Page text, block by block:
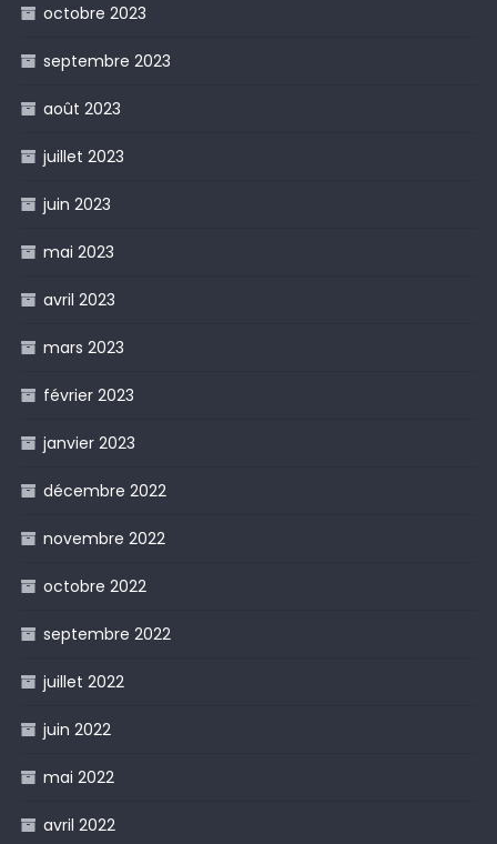
octobre 2023
septembre 2023
août 2023
juillet 2023
juin 2023
mai 2023
avril 2023
mars 2023
février 2023
janvier 2023
décembre 2022
novembre 2022
octobre 2022
septembre 2022
juillet 2022
juin 2022
mai 2022
avril 2022